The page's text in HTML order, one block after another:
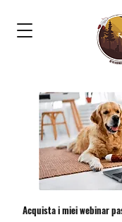
Acquista i miei webinar